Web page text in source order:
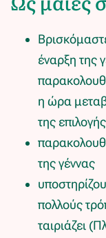
έναρξη της
η ώρα
της
της γέννας
πολλούς
ταιριάζει